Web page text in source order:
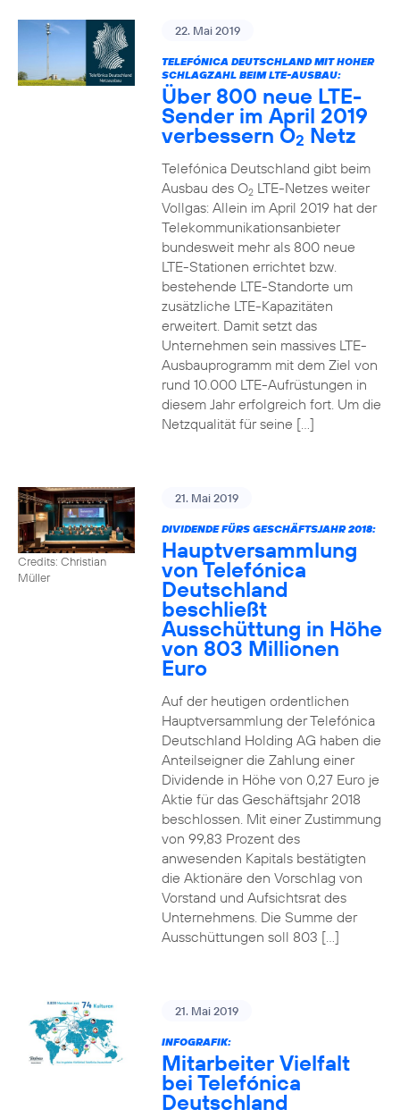
22. Mai 2019
TELEFÓNICA DEUTSCHLAND MIT HOHER
SCHLAGZAHL BEIM LTE-AUSBAU:
Über 800 neue LTE-
Sender im April 2019
verbessern O2 Netz
Telefónica Deutschland gibt beim
Ausbau des O2LTE-Netzes weiter
Vollgas: Allein im April 2019 hat der
Telekommunikationsanbieter
bundesweit mehr als 800 neue
LTE-Stationen errichtet bzw.
bestehende LTE-Standorte um
zusätzliche LTE-Kapazitäten
erweitert. Damit setzt das
Unternehmen sein massives LTE-
Ausbauprogramm mit dem Ziel von
rund 10.000 LTE-Aufrüstungen in
diesem Jahr erfolgreich fort. Um die
Netzqualität für seine […]
Credits: Christian
Müller
21. Mai 2019
DIVIDENDE FÜRS GESCHÄFTSJAHR 2018:
Hauptversammlung
von Telefónica
Deutschland
beschließt
Ausschüttung in Höhe
von 803 Millionen
Euro
Auf der heutigen ordentlichen
Hauptversammlung der Telefónica
Deutschland Holding AG haben die
Anteilseigner die Zahlung einer
Dividende in Höhe von 0,27 Euro je
Aktie für das Geschäftsjahr 2018
beschlossen. Mit einer Zustimmung
von 99,83 Prozent des
anwesenden Kapitals bestätigten
die Aktionäre den Vorschlag von
Vorstand und Aufsichtsrat des
Unternehmens. Die Summe der
Ausschüttungen soll 803 […]
21. Mai 2019
INFOGRAFIK:
Mitarbeiter Vielfalt
bei Telefónica
Deutschland